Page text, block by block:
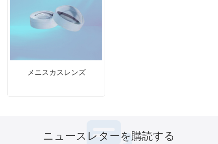
メニスカスレンズ
ニュースレターを購読する